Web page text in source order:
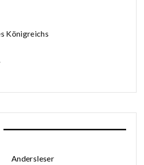
Königreichs
Andersleser